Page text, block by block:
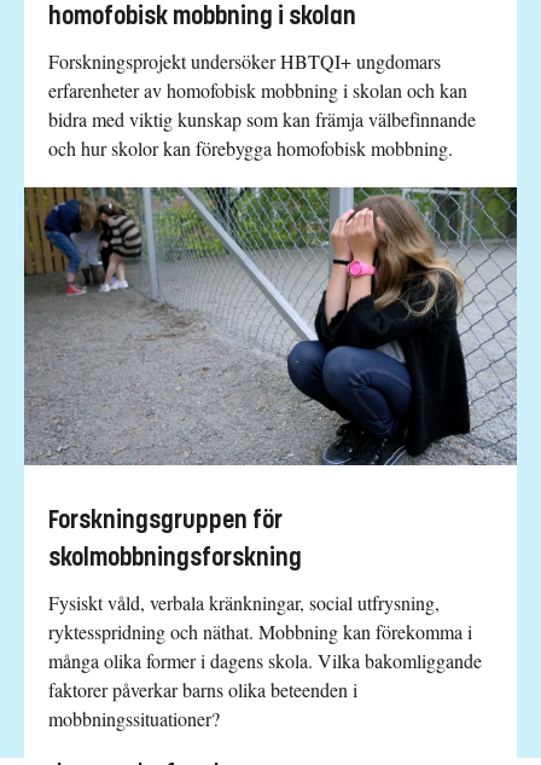
homofobisk mobbning i skolan
Forskningsprojekt undersöker HBTQI+ ungdomars
erfarenheter av homofobisk mobbning i skolan och kan
bidra med viktig kunskap som kan främja välbefinnande
och hur skolor kan förebygga homofobisk mobbning.
Forskningsgruppen för
skolmobbningsforskning
Fysiskt våld, verbala kränkningar, social utfrysning,
ryktesspridning och näthat. Mobbning kan förekomma i
många olika former i dagens skola. Vilka bakomliggande
faktorer påverkar barns olika beteenden i
mobbningssituationer?